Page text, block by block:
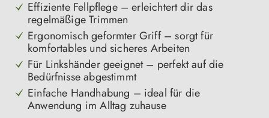
Effiziente Fellpflege – erleichtert dir das
regelmäßige Trimmen
Ergonomisch geformter Griff – sorgt für
komfortables und sicheres Arbeiten
Für Linkshänder geeignet – perfekt auf die
Bedürfnisse abgestimmt
Einfache Handhabung – ideal für die
Anwendung im Alltag zuhause